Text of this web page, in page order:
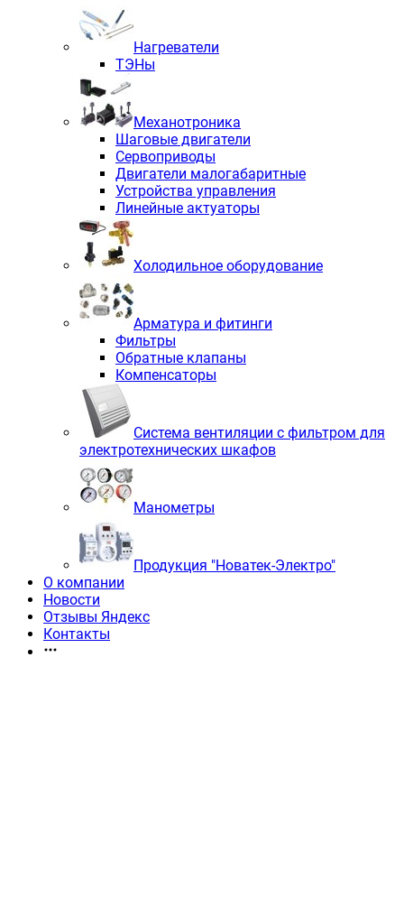
Нагреватели
ТЭНы
Механотроника
Шаговые двигатели
Сервоприводы
Двигатели малогабаритные
Устройства управления
Линейные актуаторы
Холодильное оборудование
Арматура и фитинги
Фильтры
Обратные клапаны
Компенсаторы
Система вентиляции с фильтром для
электротехнических шкафов
Манометры
Продукция "Новатек-Электро"
О компании
Новости
Отзывы Яндекс
Контакты